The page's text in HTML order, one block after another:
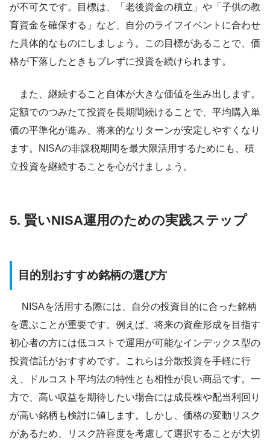
が不可欠です。目標は、「老後資金の積立」や「子供の教
育資金を確保する」など、自分のライフイベントに合わせ
た具体的なものにしましょう。この目標があることで、価
格が下落したときもブレずに投資を続けられます。
また、継続すること自体が大きな価値を生み出します。
定額でのつみたて投資を長期間続けることで、平均購入単
価の平準化が進み、将来的なリターンが安定しやすくなり
ます。NISAの非課税期間を最大限活用するためにも、積
立投資を継続することを心がけましょう。
5. 賢いNISA運用のための実践ステップ
目的別おすすめ銘柄の選び方
NISAを活用する際には、自分の投資目的に合った銘柄
を選ぶことが重要です。例えば、将来の資産形成を目指す
初心者の方には低コストで運用が可能なインデックス型の
投資信託がおすすめです。これらは分散投資を手軽に行
え、ドルコスト平均法の特性とも相性が良い商品です。一
方で、高い収益を期待したい場合には成長株や配当利回り
が高い銘柄も検討に値します。しかし、価格の変動リスク
があるため、リスク許容度を考慮して選択することが大切